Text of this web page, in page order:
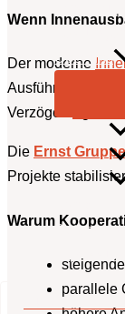
Über uns
Wenn
Der moderne
Ausführung und
Verzögerungen,
Die Ernst Gruppe
Projekte
Warum
parallele